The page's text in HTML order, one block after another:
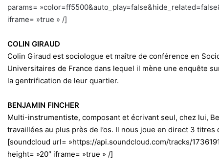
params=
iframe= »true » /]
COLIN GIRAUD
Colin Giraud est sociologue et maître de conférence en
Universitaires de France dans lequel il mène une enquête
la gentrification de leur quartier.
BENJAMIN FINCHER
Multi-instrumentiste, composant et écrivant seul, chez lui,
travaillées au plus près de l’os. Il nous joue en direct 3
[soundcloud url= »https://api.soundcloud.com/tracks/
height= »20″ iframe= »true » /]